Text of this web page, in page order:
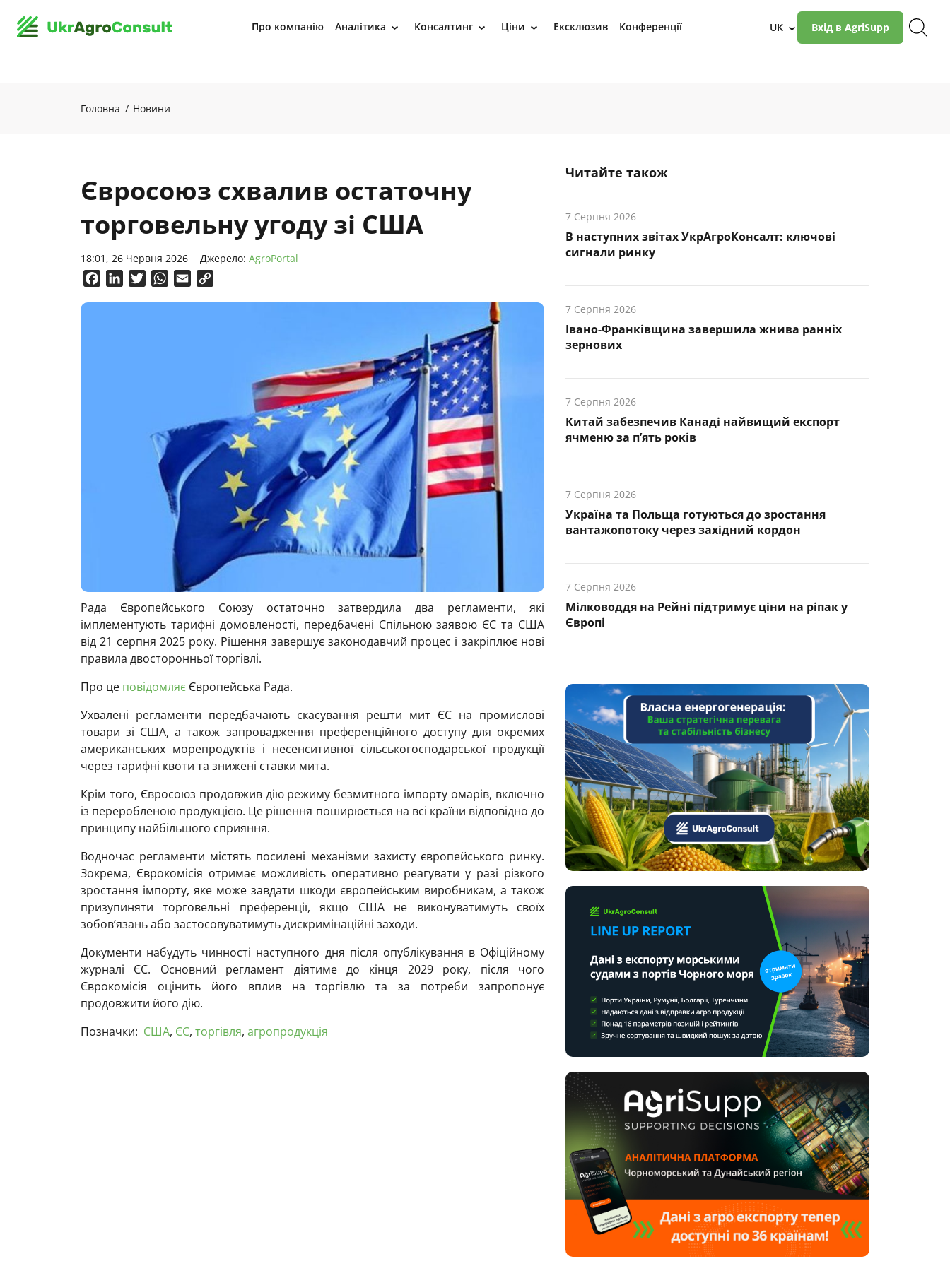
Про компанію Аналітика › Консалтинг › Ціни › Ексклюзив Конференції UK › Вхід в AgriSupp
Головна Новини
Євросоюз схвалив остаточну
торговельну угоду зі США
18:01, 26 Червня 2026 Джерело: AgroPortal
FacebookLinkedInTwitterWhatsApp
Email
Рада Європейського Союзу остаточно затвердила два регламенти, які
імплементують тарифні домовленості, передбачені Спільною заявою ЄС та США
від 21 серпня 2025 року. Рішення завершує законодавчий процес і закріплює нові
правила двосторонньої торгівлі.
Про це повідомляє Європейська Рада.
Ухвалені регламенти передбачають скасування решти мит ЄС на промислові
товари зі США, а також запровадження преференційного доступу для окремих
американських морепродуктів і несенситивної сільськогосподарської продукції
через тарифні квоти та знижені ставки мита.
Крім того, Євросоюз продовжив дію режиму безмитного імпорту омарів, включно
із переробленою продукцією. Це рішення поширюється на всі країни відповідно до
принципу найбільшого сприяння.
Водночас регламенти містять посилені механізми захисту європейського ринку.
Зокрема, Єврокомісія отримає можливість оперативно реагувати у разі різкого
зростання імпорту, яке може завдати шкоди європейським виробникам, а також
призупиняти торговельні преференції, якщо США не виконуватимуть своїх
зобов’язань або застосовуватимуть дискримінаційні заходи.
Документи набудуть чинності наступного дня після опублікування в Офіційному
журналі ЄС. Основний регламент діятиме до кінця 2029 року, після чого
Єврокомісія оцінить його вплив на торгівлю та за потреби запропонує
продовжити його дію.
Позначки: США, ЄС, торгівля, агропродукція
Читайте також
7 Серпня 2026
В наступних звітах УкрАгроКонсалт: ключові
cигнали ринку
7 Серпня 2026
Івано-Франківщина завершила жнива ранніх
зернових
7 Серпня 2026
Китай забезпечив Канаді найвищий експорт
ячменю за п’ять років
7 Серпня 2026
Україна та Польща готуються до зростання
вантажопотоку через західний кордон
7 Серпня 2026
Мілководдя на Рейні підтримує ціни на ріпак у
Європі